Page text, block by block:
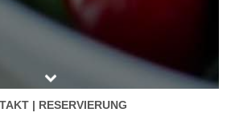
| RESERVIERUNG